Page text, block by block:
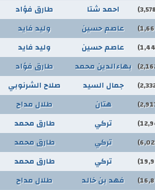
احمد شتا طارق فؤاد
عاصم حسين وليد فايد
عاصم حسين وليد فايد
بهاءالدين محمد طارق فؤاد
جمال السيد صلاح الشرنوبي
هتان طلال مداح
تركي طارق محمد
تركي طارق محمد
تركي طارق محمد
فهد بن خالد طلال مداح